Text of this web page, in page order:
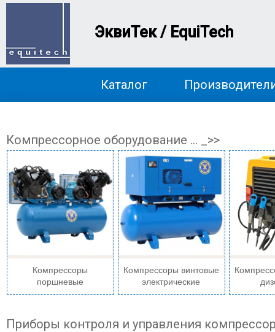
ЭквиТек / EquiTech
Каталог
Компрессорное оборудование ... _>>
Компрессоры
поршневые
Компрессоры винтовые
электрические
Приборы контроля и управления